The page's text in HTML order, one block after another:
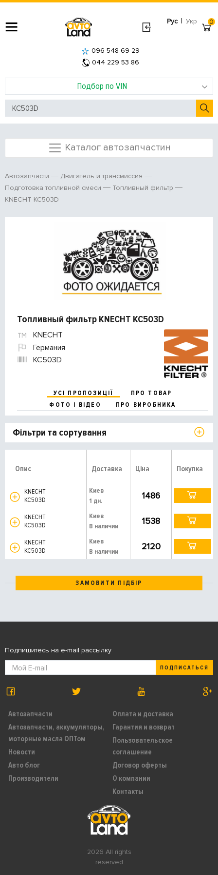
Рус | Укр
Подбор по VIN
096 548 69 29
044 229 53 86
0
Каталог автозапчастин
Автозапчасти
Двигатель и трансмиссия
Подготовка топливной смеси
Топливный фильтр
KNECHT KC503D
Топливный фильтр KNECHT KC503D
KNECHT
Германия
KC503D
УСІ ПРОПОЗИЦІЇ
ПРО ТОВАР
ФОТО І ВІДЕО
ПРО ВИРОБНИКА
Фільтри та сортування
Опис Доставка Ціна Покупка
KNECHT
KC503D
Киев
1 дн.
1486
KNECHT
KC503D
Киев
В наличии
1538
KNECHT
KC503D
Киев
В наличии
2120
ЗАМОВИТИ ПІДБІР
2026 All rights
reserved
Автозапчасти
Автозапчасти, аккумуляторы,
моторные масла ОПТом
Новости
Авто блог
Производители
Оплата и доставка
Гарантия и возврат
Пользовательское
соглашение
Договор оферты
О компании
Контакты
Подпишитесь на e-mail рассылку
ПОДПИСАТЬСЯ